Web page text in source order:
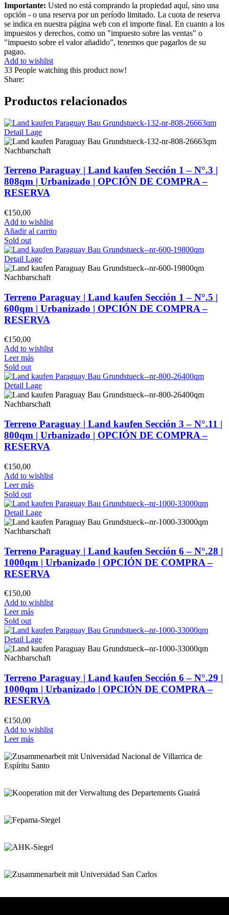
Importante: Usted no está comprando la propiedad aquí, sino una
opción - o una reserva por un período limitado. La cuota de reserva
se indica en nuestra página web con el importe final. En cuanto a los
impuestos y derechos, como un "impuesto sobre las ventas" o
"impuesto sobre el valor añadido", tenemos que pagarlos de su
pagao.
Add to wishlist
33 People watching this product now!
Share:
Productos relacionados
Terreno Paraguay | Land kaufen Sección 1 – N°.3 |
808qm | Urbanizado | OPCIÓN DE COMPRA –
RESERVA
€150,00
Add to wishlist
Añadir al carrito
Sold out
Terreno Paraguay | Land kaufen Sección 1 – N°.5 |
600qm | Urbanizado | OPCIÓN DE COMPRA –
RESERVA
€150,00
Add to wishlist
Leer más
Sold out
Terreno Paraguay | Land kaufen Sección 3 – N°.11 |
800qm | Urbanizado | OPCIÓN DE COMPRA –
RESERVA
€150,00
Add to wishlist
Leer más
Sold out
Terreno Paraguay | Land kaufen Sección 6 – N°.28 |
1000qm | Urbanizado | OPCIÓN DE COMPRA –
RESERVA
€150,00
Add to wishlist
Leer más
Sold out
Terreno Paraguay | Land kaufen Sección 6 – N°.29 |
1000qm | Urbanizado | OPCIÓN DE COMPRA –
RESERVA
€150,00
Add to wishlist
Leer más